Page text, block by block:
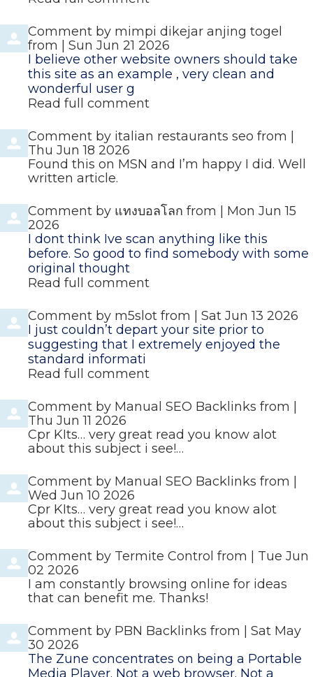
Comment by mimpi dikejar anjing togel
from
Sun Jun 21 2026
I believe other website owners should take
this site as an example , very clean and
wonderful user g
Read full comment
Comment by italian restaurants seo from
Thu Jun 18 2026
Found this on MSN and I’m happy I did. Well
written article.
Comment by แทงบอลโลก from
Mon Jun 15
2026
I dont think Ive scan anything like this
before. So good to find somebody with some
original thought
Read full comment
Comment by m5slot from
Sat Jun 13 2026
I just couldn’t depart your site prior to
suggesting that I extremely enjoyed the
standard informati
Read full comment
Comment by Manual SEO Backlinks from
Thu Jun 11 2026
Cpr KIts… very great read you know alot
about this subject i see!…
Comment by Manual SEO Backlinks from
Wed Jun 10 2026
Cpr KIts… very great read you know alot
about this subject i see!…
Comment by Termite Control from
Tue Jun
02 2026
I am constantly browsing online for ideas
that can benefit me. Thanks!
Comment by PBN Backlinks from
Sat May
30 2026
The Zune concentrates on being a Portable
Media Player. Not a web browser. Not a